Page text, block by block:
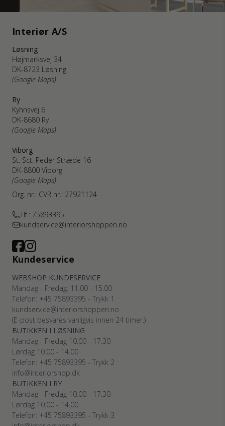
Interiør A/S
Løsning
Højmarksvej 34
DK-8723 Løsning
(Google Maps)
Ry
Kyhnsvej 6
DK-8680 Ry
(Google Maps)
Viborg
St. Sct. Peder Stræde 16
DK-8800 Viborg
(Google Maps)
Org. nr.: CVR nr.: 27921124
Tlf.: 75893395
kundservice@interiorshoppen.no
Kundeservice
WEBSHOP KUNDESERVICE
Mandag - Fredag: 11.00 - 15.00
Telefon: +45 75893395 - Trykk 1
kundservice@interiorshoppen.no
(E-post besvares vanligvis innen 24 timer.)
BUTIKKEN I LØSNING
Mandag - Fredag 10.00 - 17.30
Lørdag 10.00 - 14.00
Telefon: +45 75893395 - Trykk 2
info@interiorshop.dk
BUTIKKEN I RY
Mandag - Fredag 10.00 - 17.30
Lørdag 10.00 - 14.00
Telefon: +45 75893395 - Trykk 3